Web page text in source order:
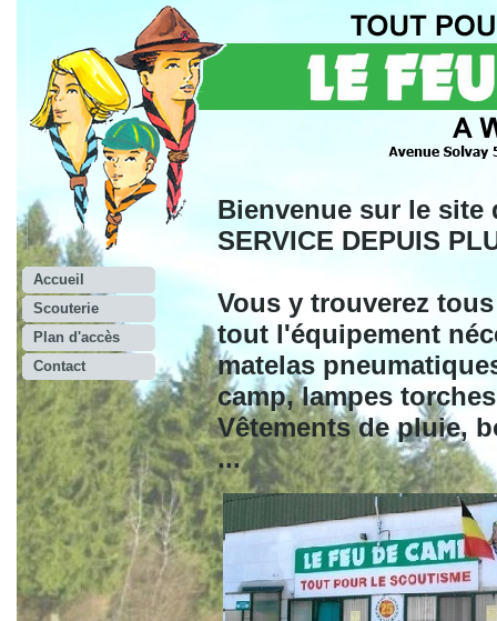
Accueil
Scouterie
Plan d'accès
Contact
Bienvenue sur le site
SERVICE DEPUIS
Vous y trouverez
tout l'équipement
matelas
camp, lampes
Vêtements de pluie,
...